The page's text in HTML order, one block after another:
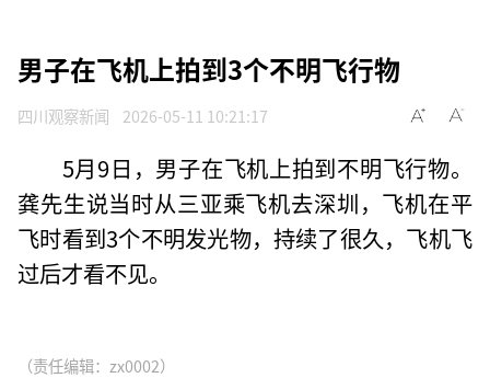
男子在飞机上拍到3个不明飞行物
四川观察新闻 2026-05-11 10:21:17
5月9日，男子在飞机上拍到不明飞行物。
龚先生说当时从三亚乘飞机去深圳，飞机在平
飞时看到3个不明发光物，持续了很久，飞机飞
过后才看不见。
（责任编辑：zx0002）